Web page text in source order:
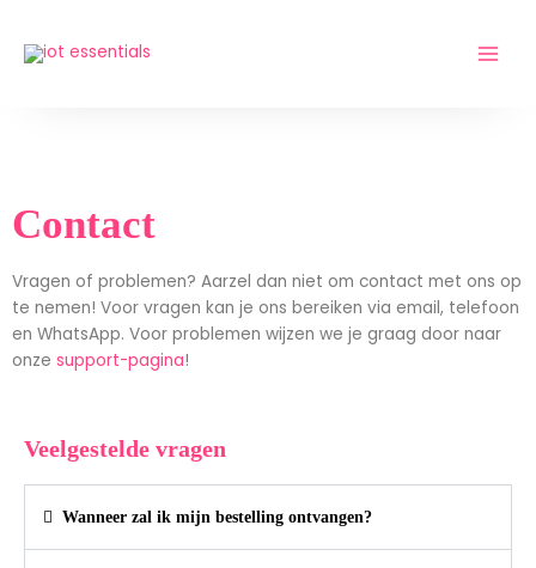
Contact
Vragen of problemen? Aarzel dan niet om contact met ons op
te nemen! Voor vragen kan je ons bereiken via email, telefoon
en WhatsApp. Voor problemen wijzen we je graag door naar
onze support-pagina!
Veelgestelde vragen
Wanneer zal ik mijn bestelling ontvangen?